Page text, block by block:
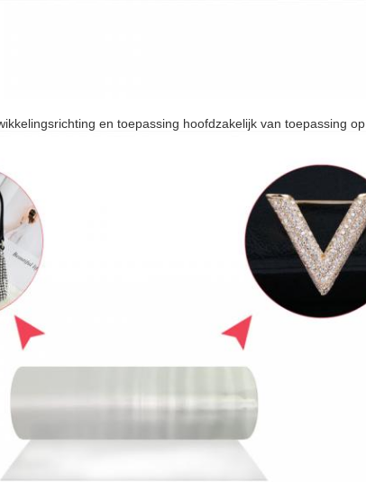
en toepassing hoofdzakelijk van toepassing